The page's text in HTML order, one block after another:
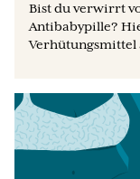
Bist du verwirrt
Antibabypille?
Verhütungsmittel